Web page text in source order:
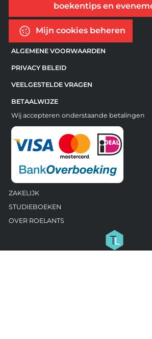
boekentips en
Mijn cookies beheren
ALGEMENE VOORWAARDEN
PRIVACY BELEID
VEELGESTELDE VRAGEN
BETAALWIJZE
Wij accepteren onderstaande betalingen
ZAKELIJK
STUDIEBOEKEN
OVER ROELANTS